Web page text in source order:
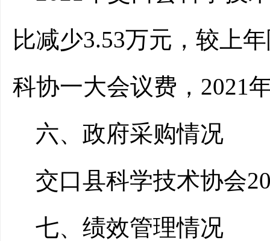
比减少3.53万元，较上
科协一大会议费，2021
六、政府采购情况
交口县科学技术协会
七、 绩效管理情况